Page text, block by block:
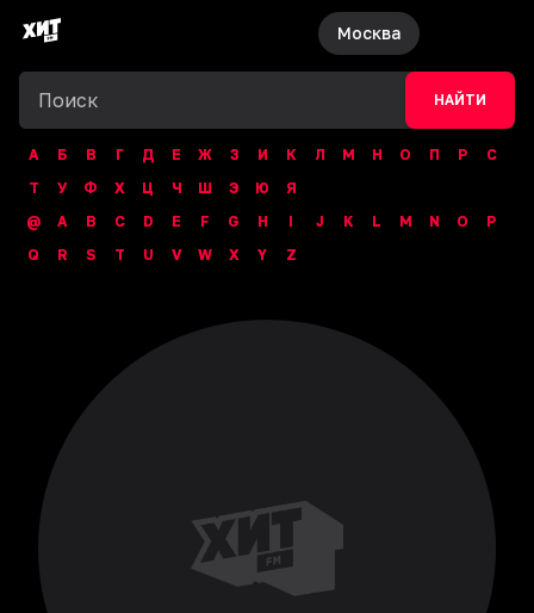
Москва
НАЙТИ
А Б В Г Д Е Ж З И К Л М Н О П Р
С
Т
У Ф Х Ц Ч Ш Э Ю
Я
@
A B C D E F G H I J K L M N O
P
Q
R S T U V W X Y Z